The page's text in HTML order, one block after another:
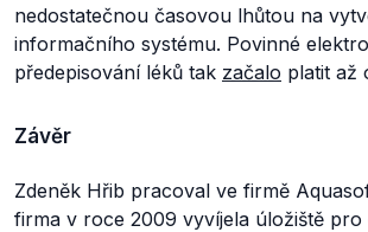
nedostatečnou časovou lhůtou na
informačního systému. Povinné
předepisování léků tak začalo platit až
Závěr
Zdeněk Hřib pracoval ve firmě
firma v roce 2009 vyvíjela úložiště pro